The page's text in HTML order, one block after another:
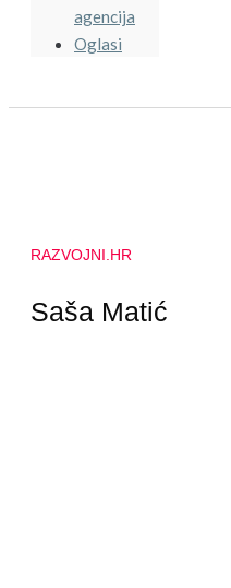
agencija
Oglasi
RAZVOJNI.HR
Saša Matić